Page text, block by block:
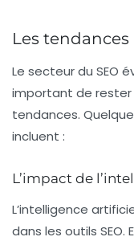
Les tendances
Le secteur du SEO
important de rester
tendances.
incluent :
L’impact de
L’intelligence
dans les outils SEO.